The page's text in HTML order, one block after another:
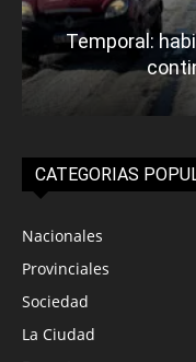
Temporal:
CATEGORIAS
Nacionales
Provinciales
Sociedad
La Ciudad